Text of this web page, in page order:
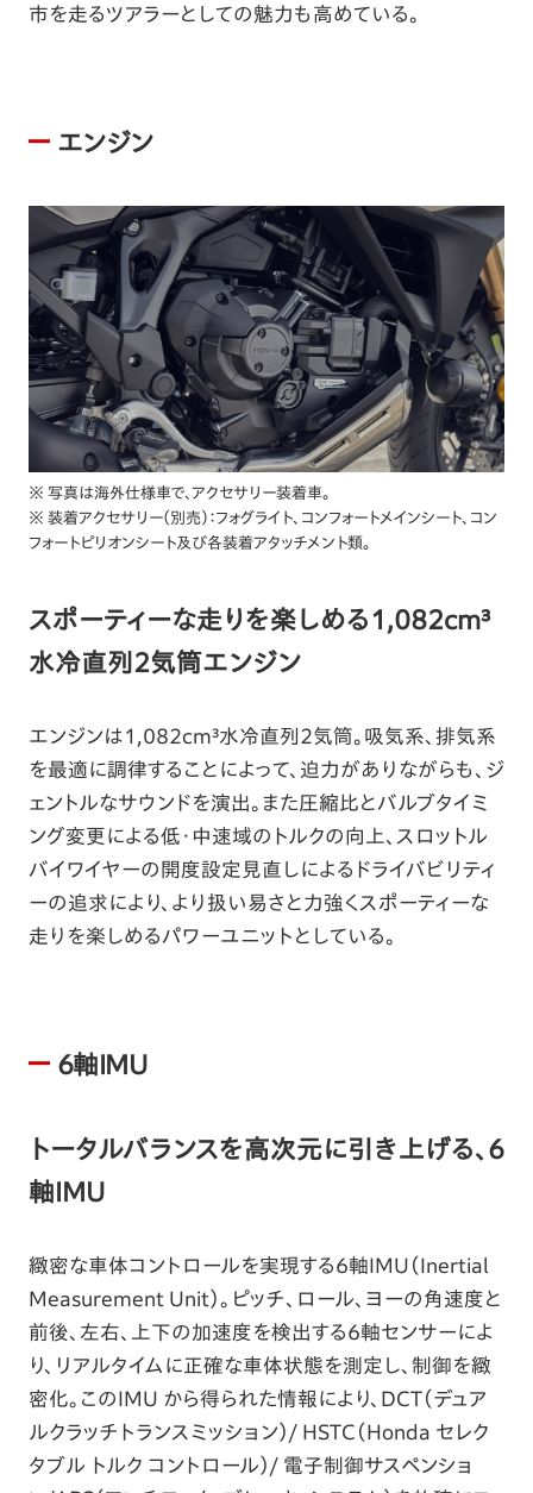
市を走るツアラーとしての魅力も高めている。
エンジン
※ 写真は海外仕様車で、アクセサリー装着車。
※ 装着アクセサリー（別売）：フォグライト、コンフォートメインシート、コン
フォートピリオンシート及び各装着アタッチメント類。
スポーティーな走りを楽しめる1,082cm³
水冷直列2気筒エンジン
エンジンは1,082cm³水冷直列2気筒。吸気系、排気系
を最適に調律することによって、迫力がありながらも、ジ
ェントルなサウンドを演出。また圧縮比とバルブタイミ
ング変更による低・中速域のトルクの向上、スロットル
バイワイヤーの開度設定見直しによるドライバビリティ
ーの追求により、より扱い易さと力強くスポーティーな
走りを楽しめるパワーユニットとしている。
6軸IMU
トータルバランスを高次元に引き上げる、6
軸IMU
緻密な車体コントロールを実現する6軸IMU（Inertial
Measurement Unit）。ピッチ、ロール、ヨーの角速度と
前後、左右、上下の加速度を検出する6軸センサーによ
り、リアルタイムに正確な車体状態を測定し、制御を緻
密化。このIMU から得られた情報により、DCT（デュア
ルクラッチトランスミッション）/ HSTC（Honda セレク
タブル トルク コントロール）/ 電子制御サスペンショ